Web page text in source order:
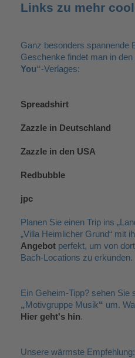
Links zu mehr
Ganz besonders spannende
Geschenke findet man in
You“-Verlages:
Spreadshirt
Zazzle in Deutschland
Zazzle in den USA
Redbubble
jpc
Planen Sie einen Trip ins
„Villa Heimlicher Grund“ mit
Angebot perfekt, um von
Bach-Locations zu erkunden.
Ein Geheim-Tipp? sehen Sie
„Motivgruppe Musik“ um.
Hier geht's hin.
Unsere wärmste Empfehlung: